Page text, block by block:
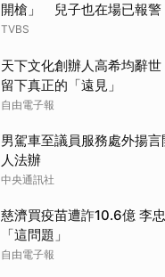
開槍」 兒子也在場已報警
TVBS
天下文化創辦人高希均辭
留下真正的「遠見」
自由電子報
男駕車至議員服務處外揚
人法辦
中央通訊社
慈濟買疫苗遭詐10.6億 李
「這問題」
自由電子報